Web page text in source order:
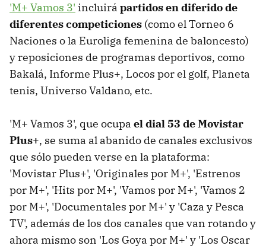
'M+ Vamos 3' incluirá partidos en diferido de
diferentes competiciones (como el Torneo 6
Naciones o la Euroliga femenina de baloncesto)
y reposiciones de programas deportivos, como
Bakalá, Informe Plus+, Locos por el golf, Planeta
tenis, Universo Valdano, etc.
'M+ Vamos 3', que ocupa el dial 53 deMovistar
Plus+, se suma al abanido de canales exclusivos
que sólo pueden verse en la plataforma:
'Movistar Plus+', 'Originales por M+', 'Estrenos
por M+', 'Hits por M+', 'Vamos por M+', 'Vamos 2
por M+', 'Documentales por M+' y 'Caza y Pesca
TV', además de los dos canales que van rotando y
ahora mismo son 'Los Goya por M+' y 'Los Oscar